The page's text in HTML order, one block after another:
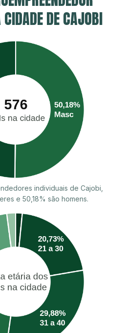
DE CAJOBI
individuais de Cajobi,
e 50,18% são homens.